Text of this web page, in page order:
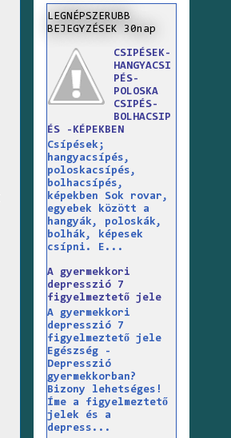
LEGNÉPSZERUBB
BEJEGYZÉSEK 30nap
CSIPÉSEK-
HANGYACSI
PÉS-
POLOSKA
CSIPÉS-
BOLHACSIP
ÉS -KÉPEKBEN
Csípések;
hangyacsípés,
poloskacsípés,
bolhacsípés,
képekben Sok rovar,
egyebek között a
hangyák, poloskák,
bolhák, képesek
csípni. E...
A gyermekkori
depresszió 7
figyelmeztető jele
A gyermekkori
depresszió 7
figyelmeztető jele
Egészség -
Depresszió
gyermekkorban?
Bizony lehetséges!
Íme a figyelmeztető
jelek és a
depress...